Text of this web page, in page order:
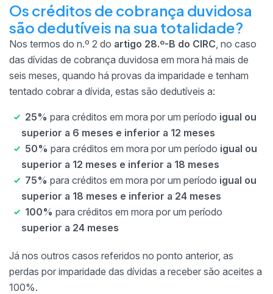
Os créditos de cobrança duvidosa
são dedutíveis na sua totalidade?
Nos termos do n.º 2 do artigo 28.º-B do CIRC , no caso
das dívidas de cobrança duvidosa em mora há mais de
seis meses, quando há provas da imparidade e tenham
tentado cobrar a dívida, estas são dedutíveis a:
25% para créditos em mora por um período igual ou
superior a 6 meses e inferior a 12 meses
50% para créditos em mora por um período igual ou
superior a 12 meses e inferior a 18 meses
75% para créditos em mora por um período igual ou
superior a 18 meses e inferior a 24 meses
100% para créditos em mora por um período
superior a 24 meses
Já nos outros casos referidos no ponto anterior, as
perdas por imparidade das dívidas a receber são aceites a
100%.